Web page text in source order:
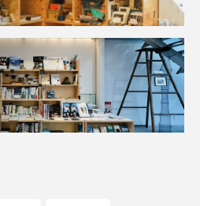
伝承 伝統料理
八景島シーパラダイス